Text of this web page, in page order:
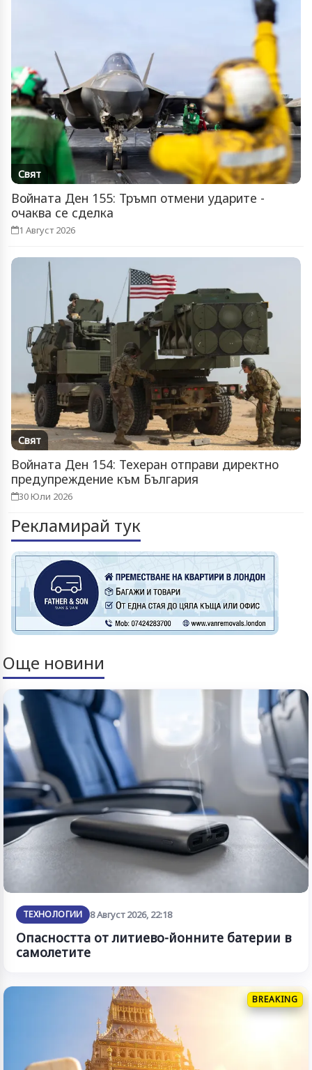
Свят
Войната Ден 155: Тръмп отмени ударите -
очаква се сделка
1 Август 2026
Свят
Войната Ден 154: Техеран отправи директно
предупреждение към България
30 Юли 2026
Рекламирай тук
Още новини
ТЕХНОЛОГИИ 8 Август 2026, 22:18
Опасността от литиево-йонните батерии в
самолетите
BREAKING